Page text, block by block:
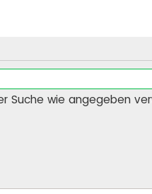
Suche wie angegeben